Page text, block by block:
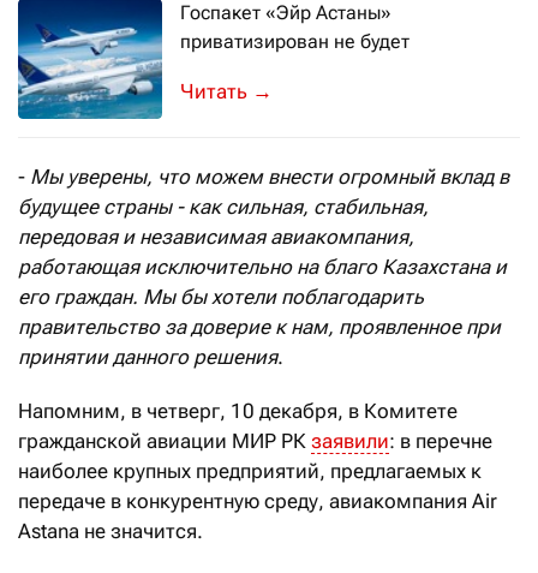
Госпакет «Эйр Астаны»
приватизирован не будет
В перечне наиболее крупных
→
- Мы уверены, что можем внести огромный вклад в
будущее страны - как сильная, стабильная,
передовая и независимая авиакомпания,
работающая исключительно на благо Казахстана и
его граждан. Мы бы хотели поблагодарить
правительство за доверие к нам, проявленное при
принятии данного решения.
Напомним, в четверг, 10 декабря, в Комитете
гражданской авиации МИР РК заявили: в перечне
наиболее крупных предприятий, предлагаемых к
передаче в конкурентную среду, авиакомпания Air
Astana не значится.